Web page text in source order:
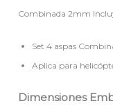
Combinada 2mm
Set 4 aspas
Aplica para
Dimensiones